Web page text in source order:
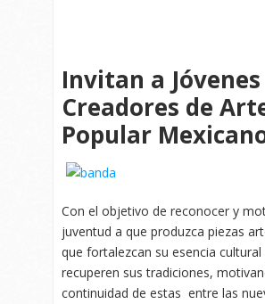
Invitan a Jóvenes
Creadores de
Popular
Con el objetivo de reconocer y
juventud a que produzca piezas
que fortalezcan su esencia cultural
recuperen sus tradiciones,
continuidad de estas entre las